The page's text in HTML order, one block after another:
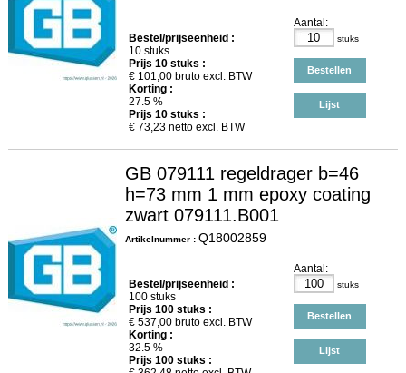
Bestel/prijseenheid :
10 stuks
Prijs 10stuks :
€ 101,00bruto excl. BTW
Korting :
27.5 %
Prijs 10stuks :
€ 73,23netto excl. BTW
Aantal:
stuks
Bestellen
Lijst
GB 079111 regeldrager b=46
h=73 mm 1 mm epoxy coating
zwart 079111.B001
Artikelnummer : Q18002859
Bestel/prijseenheid :
100 stuks
Prijs 100stuks :
€ 537,00bruto excl. BTW
Korting :
32.5 %
Prijs 100stuks :
Aantal:
stuks
Bestellen
Lijst